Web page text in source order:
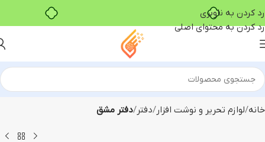
رد کردن به ناوبری
رد کردن به محتوای اصلی
خانه لوازم تحریر و نوشت افزار دفتر دفتر مشق